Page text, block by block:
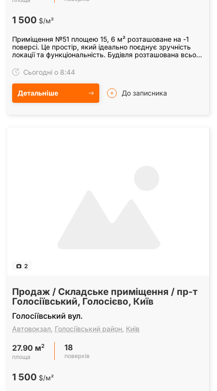
1 500 $/м²
Приміщення №51 площею 15, 6 м² розташоване на -1
поверсі. Це простір, який ідеально поєднує зручність
локації та функціональність. Будівля розташована всього
Сьогодні о 8:44
Детальніше До записника
2
Продаж / Складське приміщення / пр-т
Голосіївський, Голосієво, Київ
Голосіївський вул.
Автовокзал Голосіївський район Київ
27.90 м2
площа
18
поверхів
1 500 $/м²